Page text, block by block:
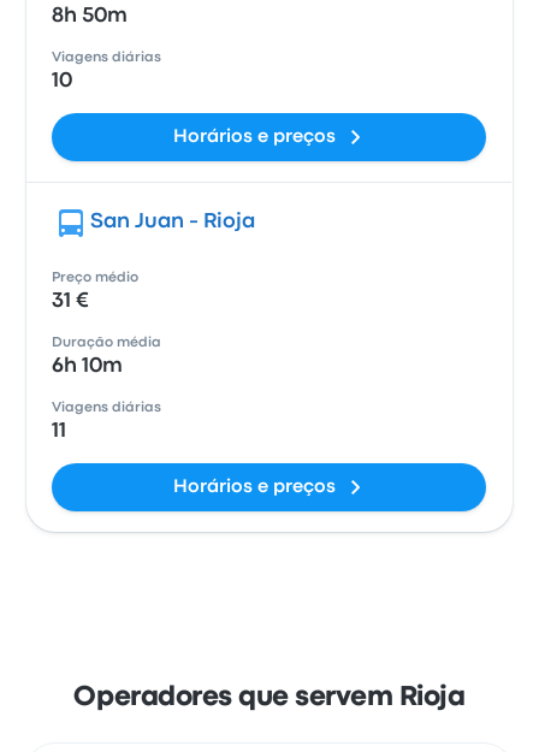
8h 50m
Viagens diárias
10
Horários e preços
San Juan - Rioja
Preço médio
31 €
Duração média
6h 10m
Viagens diárias
11
Horários e preços
Operadores que servem Rioja